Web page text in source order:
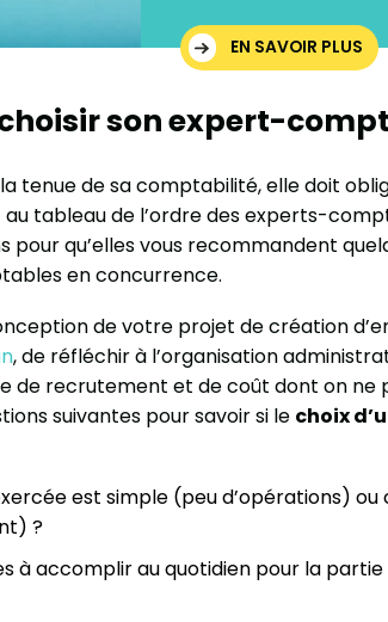
EN SAVOIR PLUS
son expert-
tenue de sa comptabilité, elle doit
tableau de l’ordre des experts-
pour qu’elles vous recommandent
en concurrence.
de votre projet de création
, de réfléchir à l’organisation
de recrutement et de coût dont on ne
suivantes pour savoir si le choix
est simple (peu d’opérations)
?
à accomplir au quotidien pour la